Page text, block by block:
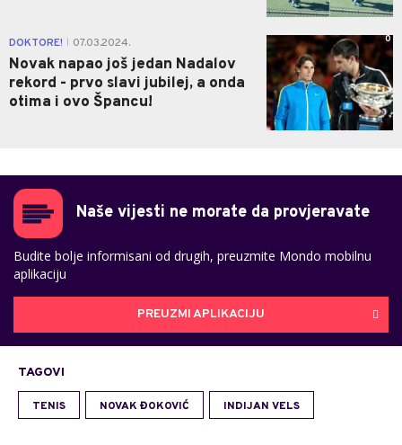
DOKTORE! 07.03.2024.
Novak napao još jedan Nadalov
rekord - prvo slavi jubilej, a onda
otima i ovo Špancu!
0
Naše vijesti ne morate da provjeravate
Budite bolje informisani od drugih, preuzmite Mondo mobilnu
aplikaciju
PREUZMI APLIKACIJU
TAGOVI
TENIS NOVAK ĐOKOVIĆ INDIJAN VELS